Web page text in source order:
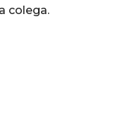
colega.